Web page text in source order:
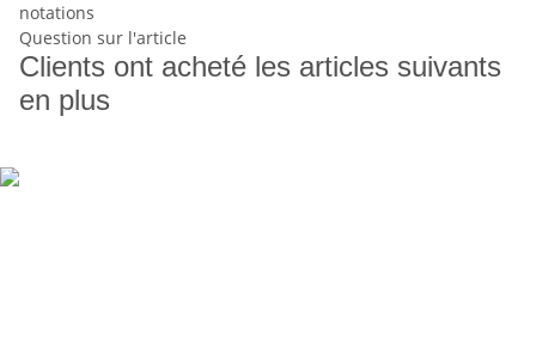
notations
Question sur l'article
Clients ont acheté les articles suivants
en plus